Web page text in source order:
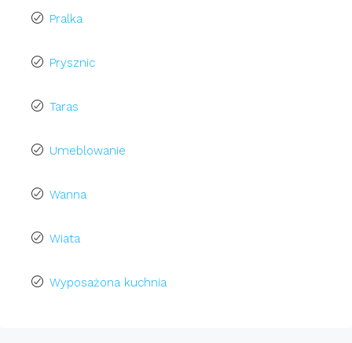
Pralka
Prysznic
Taras
Umeblowanie
Wanna
Wiata
Wyposażona kuchnia